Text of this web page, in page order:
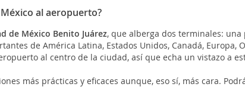
al aeropuerto?
de México Benito Juárez, que alberga dos terminales:
de América Latina, Estados Unidos, Canadá, Europa,
al centro de la ciudad, así que echa un vistazo a
más prácticas y eficaces aunque, eso sí, más cara.